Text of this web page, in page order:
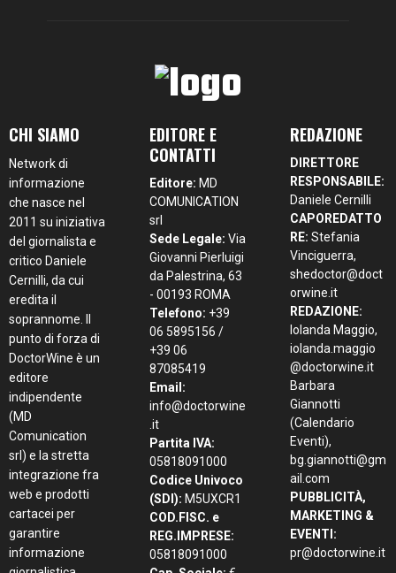
CHI SIAMO
Network di
informazione
che nasce nel
2011 su iniziativa
del giornalista e
critico Daniele
Cernilli, da cui
eredita il
soprannome. Il
punto di forza di
DoctorWine è un
editore
indipendente
(MD
Comunication
srl) e la stretta
integrazione fra
web e prodotti
cartacei per
garantire
informazione
EDITORE E
CONTATTI
Editore: MD
COMUNICATION
srl
Sede Legale: Via
Giovanni Pierluigi
da Palestrina, 63
- 00193 ROMA
Telefono: +39
06 5895156 /
+39 06
87085419
Email:
info@doctorwine
.it
Partita IVA:
05818091000
Codice Univoco
(SDI): M5UXCR1
COD.FISC. e
REG.IMPRESE:
05818091000
REDAZIONE
DIRETTORE
RESPONSABILE:
Daniele Cernilli
CAPOREDATTO
RE: Stefania
Vinciguerra,
shedoctor@doct
orwine.it
REDAZIONE:
Iolanda Maggio,
iolanda.maggio
@doctorwine.it
Barbara
Giannotti
(Calendario
Eventi),
bg.giannotti@gm
ail.com
PUBBLICITÀ,
MARKETING &
EVENTI:
pr@doctorwine.it